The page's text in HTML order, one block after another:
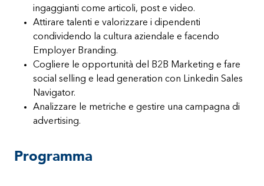
ingaggianti come articoli, post e video.
Attirare talenti e valorizzare i dipendenti
condividendo la cultura aziendale e facendo
Employer Branding.
Cogliere le opportunità del B2B Marketing e fare
social selling e lead generation con Linkedin Sales
Navigator.
Analizzare le metriche e gestire una campagna di
advertising.
Programma